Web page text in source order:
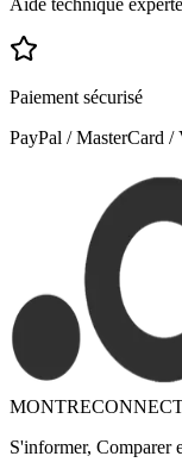
Paiement sécurisé
PayPal / MasterCard
S'informer, Comparer